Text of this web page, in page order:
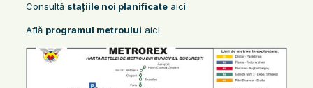
Consultă stațiile noi planificateaici
Află programul metroului aici